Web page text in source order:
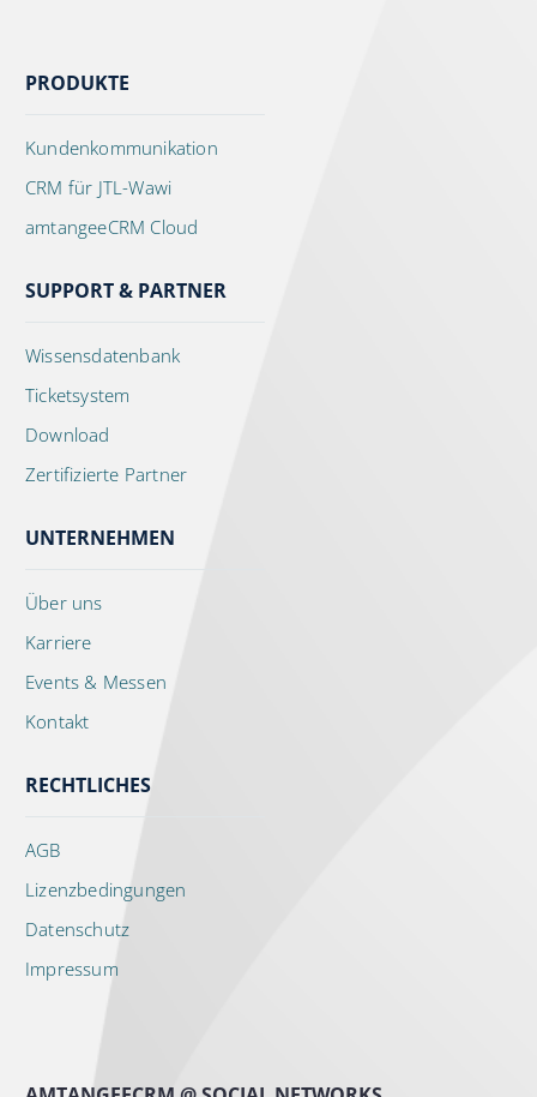
PRODUKTE
Kundenkommunikation
CRM für JTL-Wawi
amtangeeCRM Cloud
SUPPORT & PARTNER
Wissensdatenbank
Ticketsystem
Download
Zertifizierte Partner
UNTERNEHMEN
Über uns
Karriere
Events & Messen
Kontakt
RECHTLICHES
AGB
Lizenzbedingungen
Datenschutz
Impressum